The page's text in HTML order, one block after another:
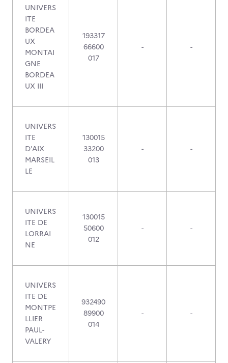
UNIVERS
ITE
BORDEA
UX
MONTAI
GNE
BORDEA
UX III
193317
66600
017
- -
UNIVERS
ITE
D'AIX
MARSEIL
LE
130015
33200
013
- -
UNIVERS
ITE DE
LORRAI
NE
130015
50600
012
- -
UNIVERS
ITE DE
MONTPE
LLIER
PAUL-
VALERY
932490
89900
014
- -